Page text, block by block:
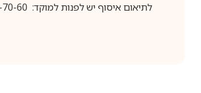
לתיאום איסוף יש לפנות למוקד: 1700-50-70-60